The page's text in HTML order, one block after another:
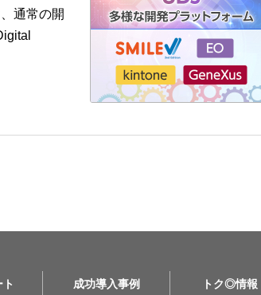
通常の開
成功導入事例 トク◎情報